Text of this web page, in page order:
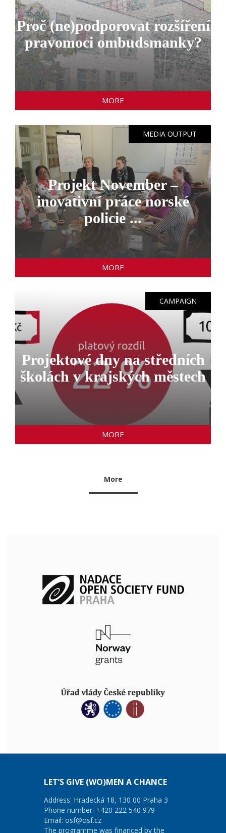
Proč (ne)podporovat rozšíření
pravomoci ombudsmanky?
MORE
MEDIA OUTPUT
Projekt November –
inovativní práce norské
policie ...
MORE
CAMPAIGN
Projektové dny na středních
školách v krajských městech
MORE
More
LET’S GIVE (WO)MEN A CHANCE
Address: Hradecká 18, 130 00 Praha 3
Phone number: +420 222 540 979
Email: osf@osf.cz
The programme was financed by the